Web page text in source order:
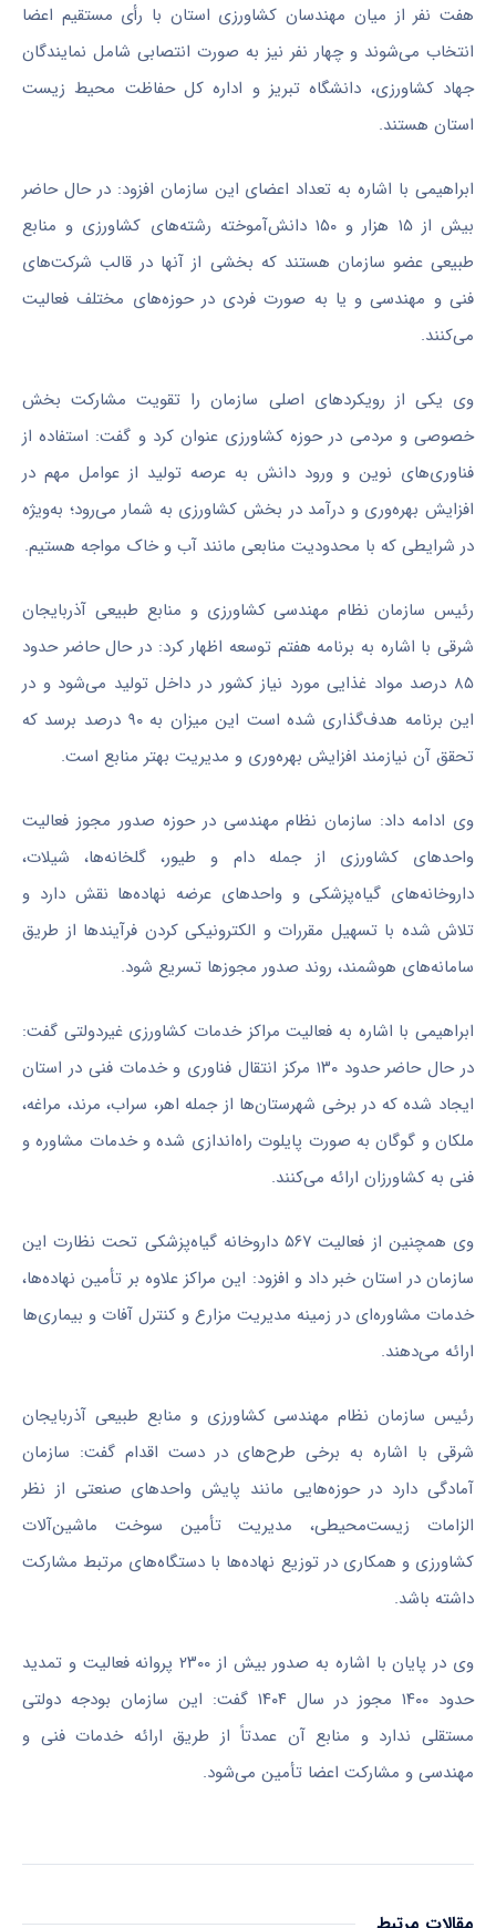
هفت نفر از میان مهندسان کشاورزی استان با رأی مستقیم اعضا
انتخاب می‌شوند و چهار نفر نیز به صورت انتصابی شامل نمایندگان
جهاد کشاورزی، دانشگاه تبریز و اداره کل حفاظت محیط زیست
استان هستند.
ابراهیمی با اشاره به تعداد اعضای این سازمان افزود: در حال حاضر
بیش از ۱۵ هزار و ۱۵۰ دانش‌آموخته رشته‌های کشاورزی و منابع
طبیعی عضو سازمان هستند که بخشی از آنها در قالب شرکت‌های
فنی و مهندسی و یا به صورت فردی در حوزه‌های مختلف فعالیت
می‌کنند.
وی یکی از رویکردهای اصلی سازمان را تقویت مشارکت بخش
خصوصی و مردمی در حوزه کشاورزی عنوان کرد و گفت: استفاده از
فناوری‌های نوین و ورود دانش به عرصه تولید از عوامل مهم در
افزایش بهره‌وری و درآمد در بخش کشاورزی به شمار می‌رود؛ به‌ویژه
در شرایطی که با محدودیت منابعی مانند آب و خاک مواجه هستیم.
رئیس سازمان نظام مهندسی کشاورزی و منابع طبیعی آذربایجان
شرقی با اشاره به برنامه هفتم توسعه اظهار کرد: در حال حاضر حدود
۸۵ درصد مواد غذایی مورد نیاز کشور در داخل تولید می‌شود و در
این برنامه هدف‌گذاری شده است این میزان به ۹۰ درصد برسد که
تحقق آن نیازمند افزایش بهره‌وری و مدیریت بهتر منابع است.
وی ادامه داد: سازمان نظام مهندسی در حوزه صدور مجوز فعالیت
واحدهای کشاورزی از جمله دام و طیور، گلخانه‌ها، شیلات،
داروخانه‌های گیاه‌پزشکی و واحدهای عرضه نهاده‌ها نقش دارد و
تلاش شده با تسهیل مقررات و الکترونیکی کردن فرآیندها از طریق
سامانه‌های هوشمند، روند صدور مجوزها تسریع شود.
ابراهیمی با اشاره به فعالیت مراکز خدمات کشاورزی غیردولتی گفت:
در حال حاضر حدود ۱۳۰ مرکز انتقال فناوری و خدمات فنی در استان
ایجاد شده که در برخی شهرستان‌ها از جمله اهر، سراب، مرند، مراغه،
ملکان و گوگان به صورت پایلوت راه‌اندازی شده و خدمات مشاوره و
فنی به کشاورزان ارائه می‌کنند.
وی همچنین از فعالیت ۵۶۷ داروخانه گیاه‌پزشکی تحت نظارت این
سازمان در استان خبر داد و افزود: این مراکز علاوه بر تأمین نهاده‌ها،
خدمات مشاوره‌ای در زمینه مدیریت مزارع و کنترل آفات و بیماری‌ها
ارائه می‌دهند.
رئیس سازمان نظام مهندسی کشاورزی و منابع طبیعی آذربایجان
شرقی با اشاره به برخی طرح‌های در دست اقدام گفت: سازمان
آمادگی دارد در حوزه‌هایی مانند پایش واحدهای صنعتی از نظر
الزامات زیست‌محیطی، مدیریت تأمین سوخت ماشین‌آلات
کشاورزی و همکاری در توزیع نهاده‌ها با دستگاه‌های مرتبط مشارکت
داشته باشد.
وی در پایان با اشاره به صدور بیش از ۲۳۰۰ پروانه فعالیت و تمدید
حدود ۱۴۰۰ مجوز در سال ۱۴۰۴ گفت: این سازمان بودجه دولتی
مستقلی ندارد و منابع آن عمدتاً از طریق ارائه خدمات فنی و
مهندسی و مشارکت اعضا تأمین می‌شود.